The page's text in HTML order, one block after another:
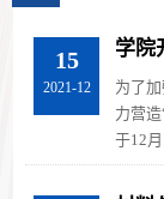
15
2021-12
学院
为了
力营
于12
约评